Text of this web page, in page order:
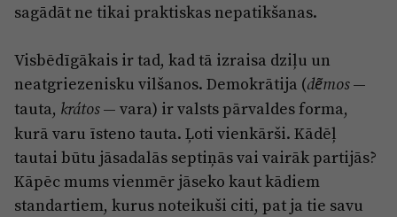
sagādāt ne tikai praktiskas nepatikšanas.
Visbēdīgākais ir tad, kad tā izraisa dziļu un
neatgriezenisku vilšanos. Demokrātija (dẽmos—
tauta, krátos— vara) ir valsts pārvaldes forma,
kurā varu īsteno tauta. Ļoti vienkārši. Kādēļ
tautai būtu jāsadalās septiņās vai vairāk partijās?
Kāpēc mums vienmēr jāseko kaut kādiem
standartiem, kurus noteikuši citi, pat ja tie savu